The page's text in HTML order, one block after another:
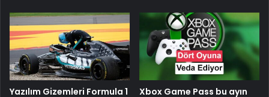
Yazılım Gizemleri Formula 1
Xbox Game Pass bu ayın